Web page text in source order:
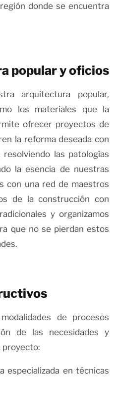
donde se encuentra
popular y oficios
arquitectura popular,
los materiales que la
ofrecer proyectos de
la reforma deseada con
las patologías
la esencia de nuestras
con una red de maestros
de la construcción con
y organizamos
que no se pierdan estos
de procesos
de las necesidades y
proyecto:
especializada en técnicas